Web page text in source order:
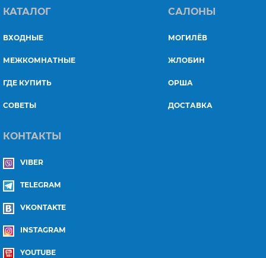
КАТАЛОГ
ВХОДНЫЕ
МЕЖКОМНАТНЫЕ
ГДЕ КУПИТЬ
СОВЕТЫ
САЛОНЫ
МОГИЛЁВ
ЖЛОБИН
ОРША
ДОСТАВКА
КОНТАКТЫ
VIBER
TELEGRAM
VKONTAKTE
INSTAGRAM
YOUTUBE